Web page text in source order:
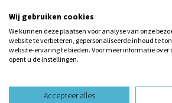
1 2
design
Wij gebruiken cookies
We kunnen deze plaatsen voor analyse van onze
website te verbeteren, gepersonaliseerde inhoud te
website-ervaring te bieden. Voor meer informatie over
opent u de instellingen.
Accepteer alles